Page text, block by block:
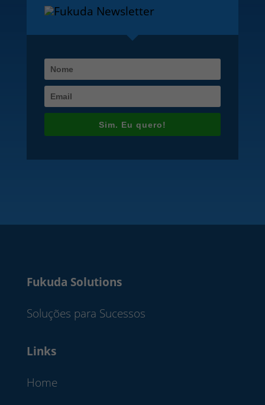
Sim. Eu quero!
Fukuda Solutions
Soluções para Sucessos
Links
Home